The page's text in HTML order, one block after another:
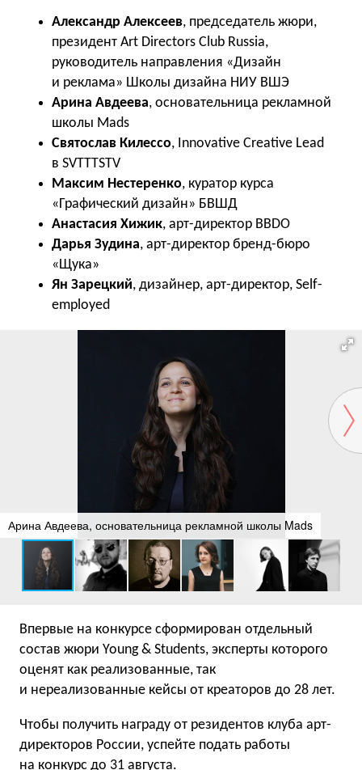
Александр Алексеев, председатель жюри,
президент Art Directors Club Russia,
руководитель направления «Дизайн
и реклама» Школы дизайна НИУ ВШЭ
Арина Авдеева, основательница рекламной
школы Mads
Святослав Килессо, Innovative Creative Lead
в SVTTTSTV
Максим Нестеренко, куратор курса
«Графический дизайн» БВШД
Анастасия Хижик, арт-директор BBDO
Дарья Зудина, арт-директор бренд-бюро
«Щука»
Ян Зарецкий, дизайнер, арт-директор, Self-
employed
Арина Авдеева, основательница рекламной школы Mads
Впервые на конкурсе сформирован отдельный
состав жюри Young & Students, эксперты которого
оценят как реализованные, так
и нереализованные кейсы от креаторов до 28 лет.
Чтобы получить награду от резидентов клуба арт-
директоров России, успейте подать работы
на конкурс до 31 августа.